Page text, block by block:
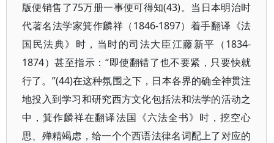
版便销售了75万册一事便可得知(43)。当日本明治时
代著名法学家箕作麟祥（1846-1897）着手翻译《法
国民法典》时，当时的司法大臣江藤新平（1834-
1874）甚至指示：“即使翻错了也不要紧，只要快就
行了。”(44)在这种氛围之下，日本各界的确全神贯注
地投入到学习和研究西方文化包括法和法学的活动之
中，箕作麟祥在翻译法国《六法全书》时，挖空心
思、殚精竭虑，给一个个西语法律名词配上了对应的